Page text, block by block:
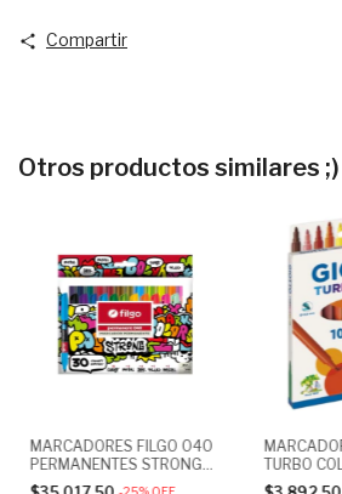
Compartir
Otros productos similares ;)
MARCADORES FILGO 040
PERMANENTES STRONG
X30 COLORES
TURBO
COLORES